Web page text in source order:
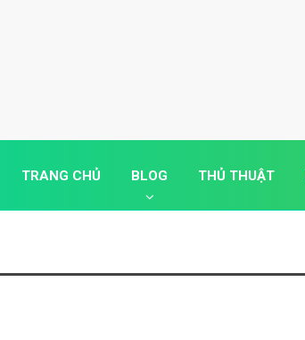
TRANG CHỦ BLOG THỦ THUẬT